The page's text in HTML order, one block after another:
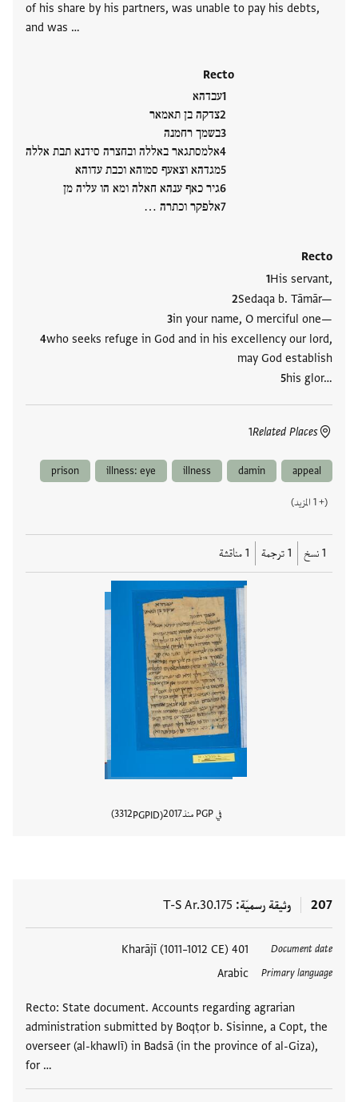
of his share by his partners, was unable to pay his debts,
and was …
Recto
עבדהא
צדקה בן תאמאר
בשמך רחמנה
אלמסתגאר באללה ובחצרה סידנא תבת אללה
מגדהא וצאעף סמוהא וכבת עדוהא
גיר כאף ענהא חאלה ומא הו עליה מן
אלפקר וכתרה …
Recto
His servant,
Sedaqa b. Tāmār—
in your name, O merciful one—
who seeks refuge in God and in his excellency our lord,
may God establish
his glor…
Related Places
1
appeal
damin
illness
illness: eye
prison
(+ 1 المزيد)
1 نسخ 1 ترجمة 1 مناقشة
في PGP منذ 2017
PGPID
3312
207 وثيقة رسميّة T-S Ar.30.175
Document date
401 Kharājī (1011–1012 CE)
Primary language
Arabic
Recto: State document. Accounts regarding agrarian
administration submitted by Boqṭor b. Sisinne, a Copt, the
overseer (al-khawlī) in Badsā (in the province of al-Giza),
for …
العلامات